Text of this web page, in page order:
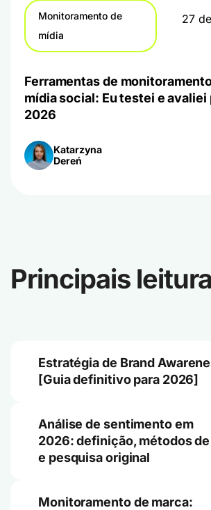
Monitoramento de
mídia
27
Ferramentas de
mídia social: Eu testei e avaliei
2026
Katarzyna
Dereń
Principais
Estratégia de Brand
[Guia definitivo para 2026]
Análise de sentimento em
2026: definição, métodos
e pesquisa original
Monitoramento de marca: